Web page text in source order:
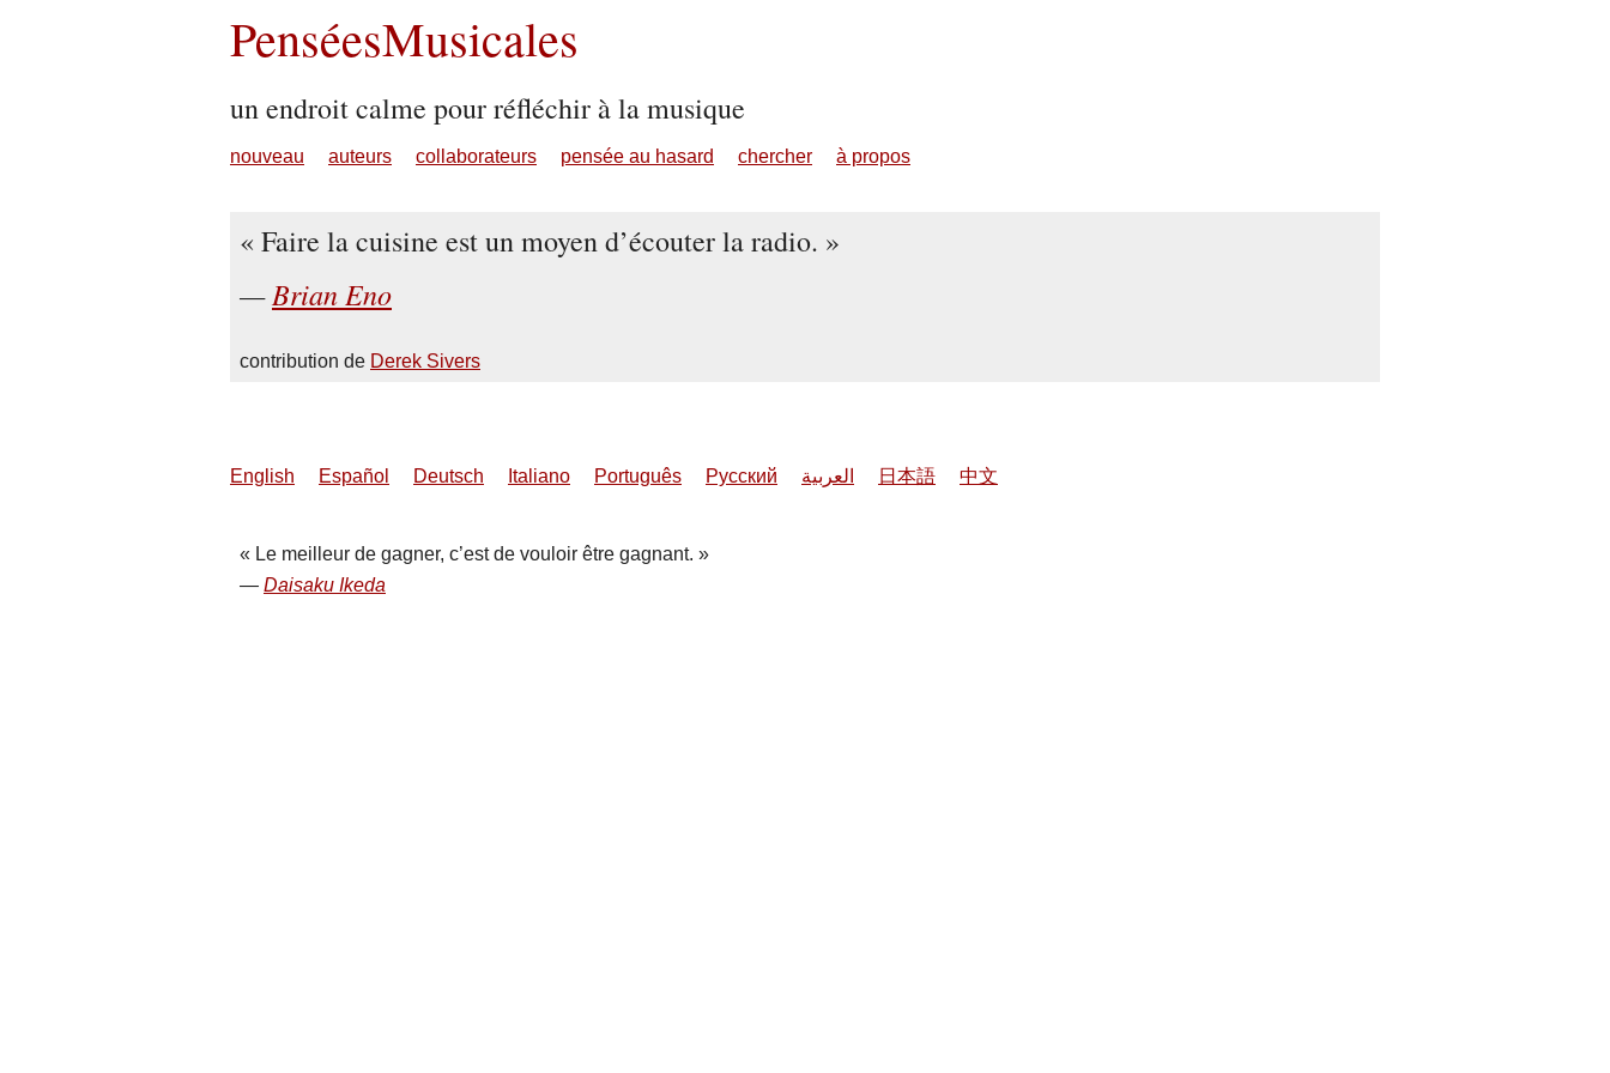
PenséesMusicales
un endroit calme pour réfléchir à la musique
nouveau auteurs collaborateurs pensée au hasard chercher à propos
Faire la cuisine est un moyen d’écouter la radio.
Brian Eno
contribution de Derek Sivers
English Español Deutsch Italiano Português Русский العربية 日本語 中文
Le meilleur de gagner, c’est de vouloir être gagnant.
Daisaku Ikeda